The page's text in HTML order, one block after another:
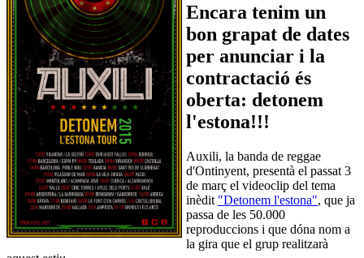
Encara tenim un
bon grapat de dates
per anunciar i la
contractació és
oberta: detonem
l'estona!!!
Auxili, la banda de reggae
d'Ontinyent, presentà el passat 3
de març el videoclip del tema
inèdit "Detonem l'estona", que ja
passa de les 50.000
reproduccions i que dóna nom a
la gira que el grup realitzarà